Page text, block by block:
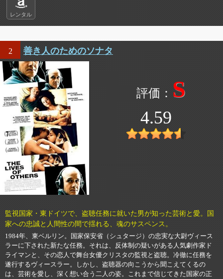
レンタル
2 善き人のためのソナタ
S
4.59
監視国家・東ドイツで、盗聴任務に就いた男が知った芸術と愛。国
家への忠誠と人間性の間で揺れる、魂のサスペンス。
1984年、東ベルリン。国家保安省（シュタージ）の忠実な大尉ヴィース
ラーに下された新たな任務。それは、反体制の疑いがある人気劇作家ド
ライマンと、その恋人で舞台女優クリスタの監視と盗聴。冷徹に任務を
遂行するヴィースラー。しかし、盗聴器の向こうから聞こえてくるの
は、芸術を愛し、深く想い合う二人の姿。これまで信じてきた国家の正